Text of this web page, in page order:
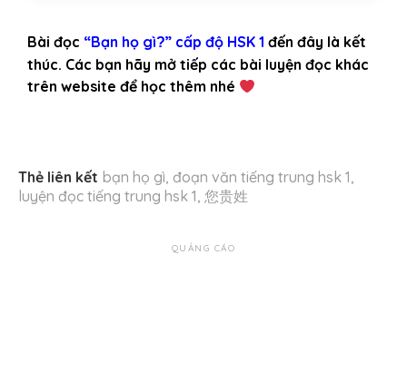
Bài đọc “Bạn họ gì?” cấp độ HSK 1 đến đây là kết
thúc. Các bạn hãy mở tiếp các bài luyện đọc khác
trên website để học thêm nhé
Thẻ liên kết bạn họ gì, đoạn văn tiếng trung hsk 1,
luyện đọc tiếng trung hsk 1, 您贵姓
QUẢNG CÁO